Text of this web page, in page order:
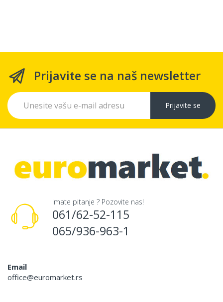
Prijavite se na naš newsletter
Prijavite se
Imate pitanje ? Pozovite nas!
061/62-52-115
065/936-963-1
Email
office@euromarket.rs